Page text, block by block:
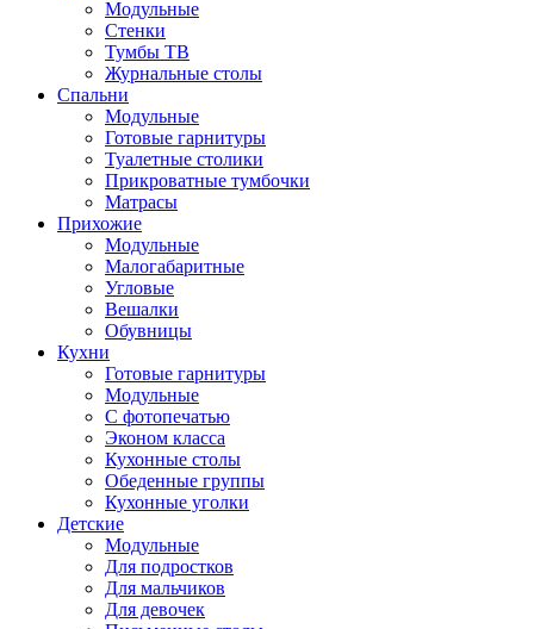
Модульные
Стенки
Тумбы ТВ
Журнальные столы
Спальни
Модульные
Готовые гарнитуры
Туалетные столики
Прикроватные тумбочки
Матрасы
Прихожие
Модульные
Малогабаритные
Угловые
Вешалки
Обувницы
Кухни
Готовые гарнитуры
Модульные
С фотопечатью
Эконом класса
Кухонные столы
Обеденные группы
Кухонные уголки
Детские
Модульные
Для подростков
Для мальчиков
Для девочек